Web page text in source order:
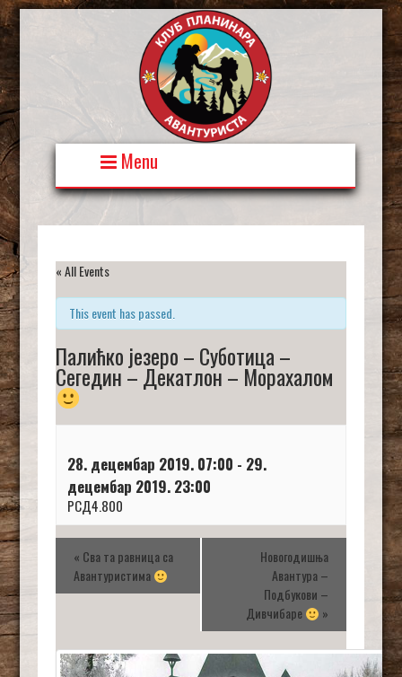
Skip
to
content
Menu
« All Events
This event has passed.
Палићко језеро – Суботица –
Сегедин – Декатлон – Морахалом
28. децембар 2019. 07:00 - 29.
децембар 2019. 23:00
РСД4.800
« Сва та равница са
Авантуристима
Новогодишња
Авантура –
Подбукови –
Дивчибаре
»